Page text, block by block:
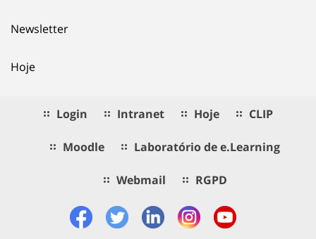
Newsletter
Hoje
Login Intranet Hoje CLIP
Moodle Laboratório de e.Learning
Webmail RGPD